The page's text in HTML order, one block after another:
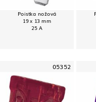
Poistka nožová
19 x 13 mm
25 A
05352